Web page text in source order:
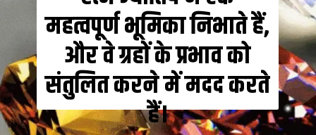
महत्वपूर्ण भूमिका निभाते हैं,
और वे ग्रहों के प्रभाव को
संतुलित करने में मदद करते
हैं।